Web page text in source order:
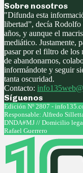
Sobre nosotros
"Difunda esta
libertad”, decía Rodolfo
años, y aunque el
mediático. Justamente,
pasar por el filtro de los
de abandonarnos,
informándote y seguir
tanta oscuridad.
Contacto:
Síguenos
Facebook
Twitter
Instagram
Youtube
Edición Nº 2807 -
Responsable: Alfredo
DNDA#MJ // Domicilio
Rafael Guerrero